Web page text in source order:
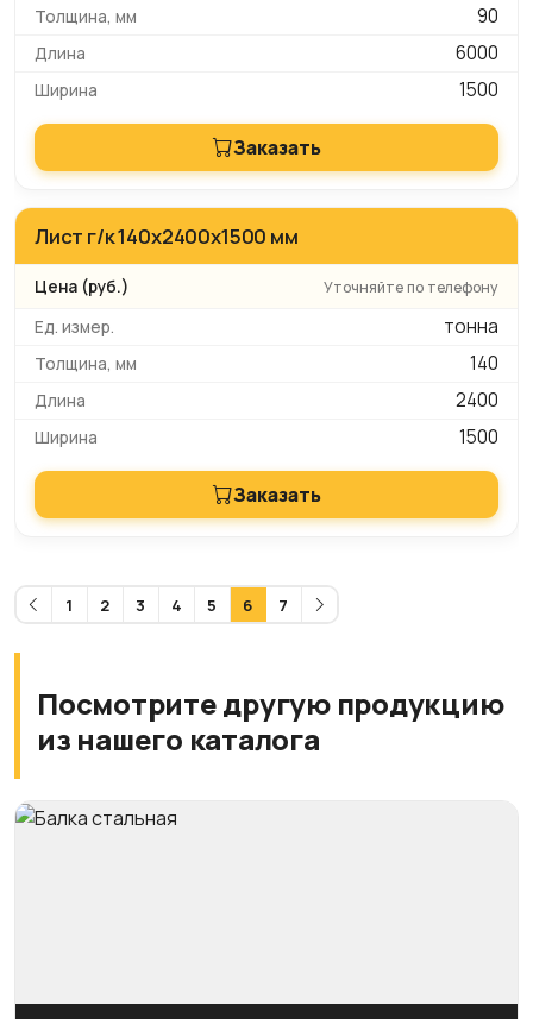
90
6000
1500
Заказать
Лист г/к 140х2400х1500 мм
Уточняйте по телефону
тонна
140
2400
1500
Заказать
1 2 3 4 5 6 7
Посмотрите другую продукцию
из нашего каталога